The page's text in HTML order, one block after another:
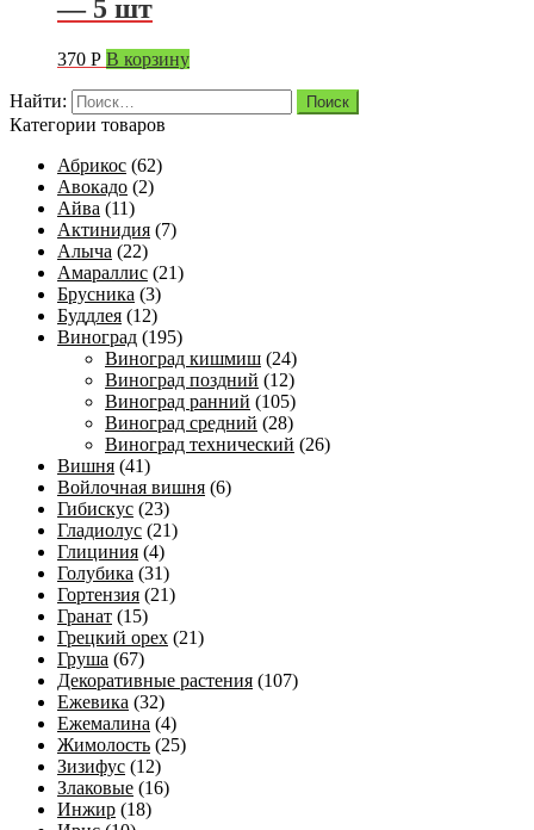
— 5 шт
370 Р В корзину
Найти:
Категории товаров
Абрикос (62)
Авокадо (2)
Айва (11)
Актинидия (7)
Алыча (22)
Амараллис (21)
Брусника (3)
Буддлея (12)
Виноград (195)
Виноград кишмиш (24)
Виноград поздний (12)
Виноград ранний (105)
Виноград средний (28)
Виноград технический (26)
Вишня (41)
Войлочная вишня (6)
Гибискус (23)
Гладиолус (21)
Глициния (4)
Голубика (31)
Гортензия (21)
Гранат (15)
Грецкий орех (21)
Груша (67)
Декоративные растения (107)
Ежевика (32)
Ежемалина (4)
Жимолость (25)
Зизифус (12)
Злаковые (16)
Инжир (18)